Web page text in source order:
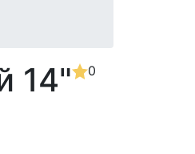
14" 0